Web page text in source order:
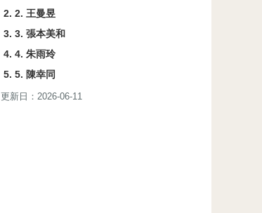
2. 王曼昱
3. 張本美和
4. 朱雨玲
5. 陳幸同
更新日：2026-06-11